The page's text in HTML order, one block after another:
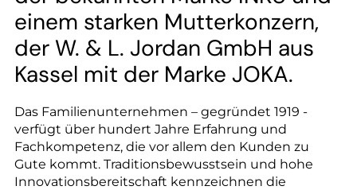
einem starken Mutterkonzern,
der W. & L. Jordan GmbH aus
Kassel mit der Marke JOKA.
Das Familienunternehmen – gegründet 1919 -
verfügt über hundert Jahre Erfahrung und
Fachkompetenz, die vor allem den Kunden zu
Gute kommt. Traditionsbewusstsein und hohe
Innovationsbereitschaft kennzeichnen die